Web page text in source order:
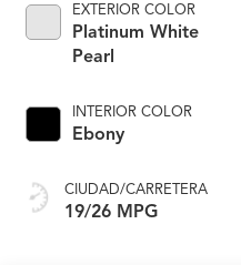
EXTERIOR COLOR
Platinum White
Pearl
INTERIOR COLOR
Ebony
CIUDAD/CARRETERA
19/26 MPG